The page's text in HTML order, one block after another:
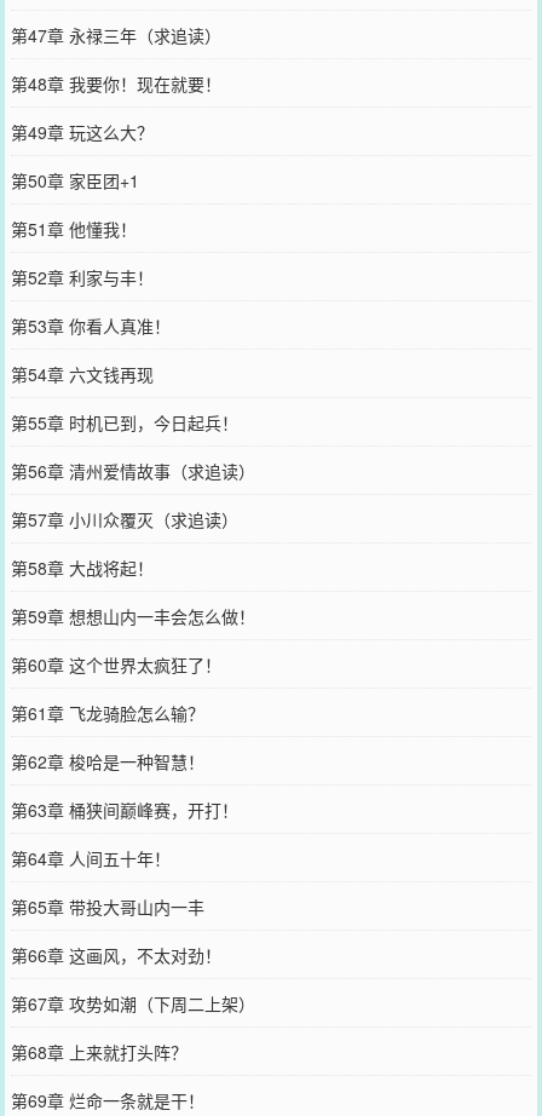
第47章 永禄三年（求追读）
第48章 我要你！现在就要！
第49章 玩这么大？
第50章 家臣团+1
第51章 他懂我！
第52章 利家与丰！
第53章 你看人真准！
第54章 六文钱再现
第55章 时机已到，今日起兵！
第56章 清州爱情故事（求追读）
第57章 小川众覆灭（求追读）
第58章 大战将起！
第59章 想想山内一丰会怎么做！
第60章 这个世界太疯狂了！
第61章 飞龙骑脸怎么输？
第62章 梭哈是一种智慧！
第63章 桶狭间巅峰赛，开打！
第64章 人间五十年！
第65章 带投大哥山内一丰
第66章 这画风，不太对劲！
第67章 攻势如潮（下周二上架）
第68章 上来就打头阵？
第69章 烂命一条就是干！